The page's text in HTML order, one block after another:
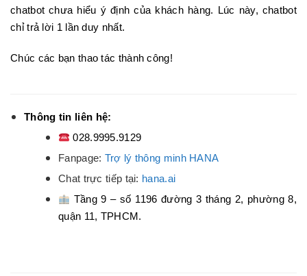
chatbot chưa hiểu ý định của khách hàng. Lúc này, chatbot
chỉ trả lời 1 lần duy nhất.
Chúc các bạn thao tác thành công!
Thông tin liên hệ:
028.9995.9129
Fanpage: Trợ lý thông minh HANA
Chat trực tiếp tại: hana.ai
Tầng 9 – số 1196 đường 3 tháng 2, phường 8,
quận 11, TPHCM.